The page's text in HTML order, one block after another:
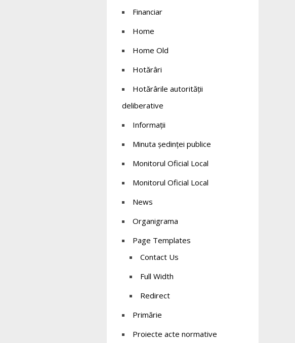
Financiar
Home
Home Old
Hotărâri
Hotărârile autorității
deliberative
Informații
Minuta ședinței publice
Monitorul Oficial Local
Monitorul Oficial Local
News
Organigrama
Page Templates
Contact Us
Full Width
Redirect
Primărie
Proiecte acte normative